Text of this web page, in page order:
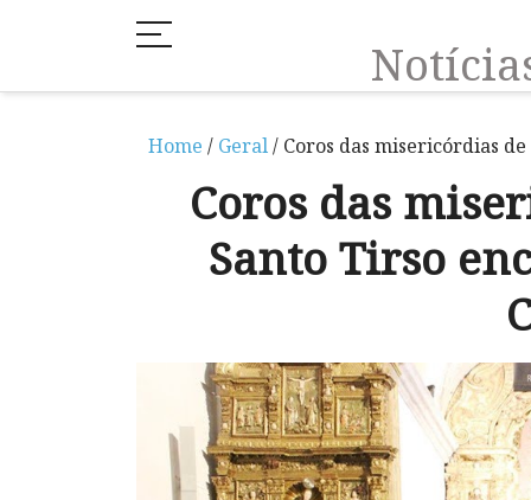
Home / Geral/ Coros das misericórdias
Coros das
Santo Tirso